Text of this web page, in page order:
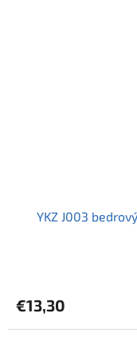
YKZ J003
produktu
je
5,0
€13,30